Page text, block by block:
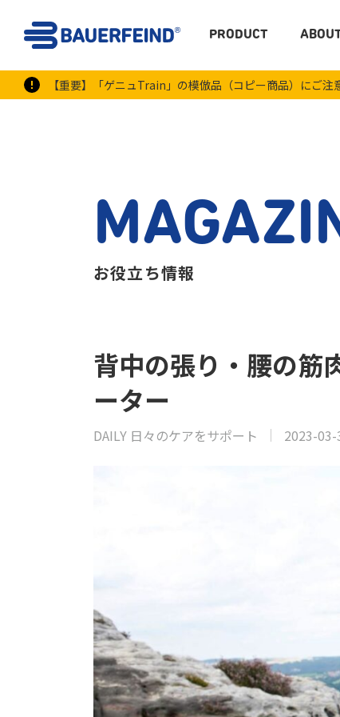
【重要】「ゲニュTrain」の模倣品（コピー商品）にご注
PRODUCT
お役立ち情報
背中の張り・腰の筋
ーター
DAILY 日々のケアをサポート 2023-03-